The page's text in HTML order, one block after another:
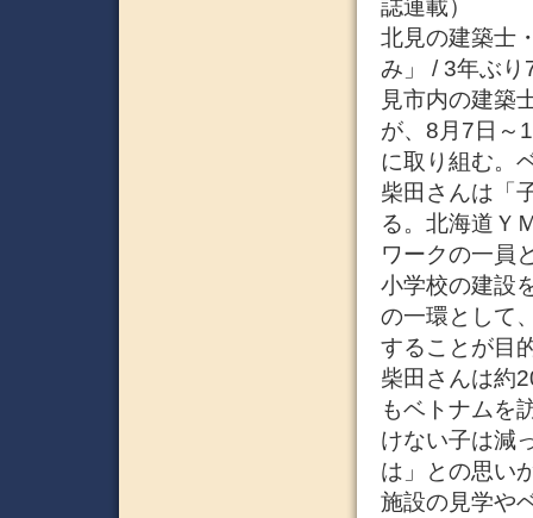
誌連載）
北見の建築士
み」 / 3年ぶり
見市内の建築
が、8月7日～
に取り組む。
柴田さんは「
る。北海道Ｙ
ワークの一員
小学校の建設
の一環として
することが目
柴田さんは約
もベトナムを
けない子は減
は」との思い
施設の見学や